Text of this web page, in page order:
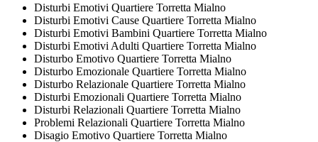
Disturbi Emotivi Quartiere Torretta Mialno
Disturbi Emotivi Cause Quartiere Torretta Mialno
Disturbi Emotivi Bambini Quartiere Torretta Mialno
Disturbi Emotivi Adulti Quartiere Torretta Mialno
Disturbo Emotivo Quartiere Torretta Mialno
Disturbo Emozionale Quartiere Torretta Mialno
Disturbo Relazionale Quartiere Torretta Mialno
Disturbi Emozionali Quartiere Torretta Mialno
Disturbi Relazionali Quartiere Torretta Mialno
Problemi Relazionali Quartiere Torretta Mialno
Disagio Emotivo Quartiere Torretta Mialno